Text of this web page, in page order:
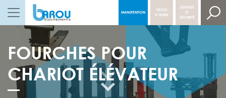
NAVIGATION PRINCIPALEMANUTENTION
PIÈCES
D’USURE
DÉFENSE
ET
SÉCURITÉ
FOURCHES POUR
CHARIOT ÉLÉVATEUR